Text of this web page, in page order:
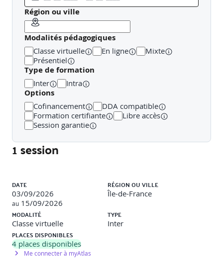
Synthèse des points clefs de la journée
JOUR 2
Quizz collectif des points clefs vus en J1
C : Applications pratiques sur la rédaction du
rapport et du Plan de Prévention des Risques
Rédaction du rapport par binômes et du Plan de
Prévention des Risques.
Présentation croisée des résultats et corrections.
Région ou ville
Modalités pédagogiques
Classe virtuelle En ligne
Mixte
Présentiel
Type de formation
Inter Intra
Options
Cofinancement
DDA compatible
Formation certifiante
Libre accès
Session garantie
1 session
DATE
03/09/2026
au 15/09/2026
RÉGION OU VILLE
Île-de-France
MODALITÉ
Classe virtuelle
TYPE
Inter
PLACES DISPONIBLES
4 places disponibles
Me connecter à myAtlas